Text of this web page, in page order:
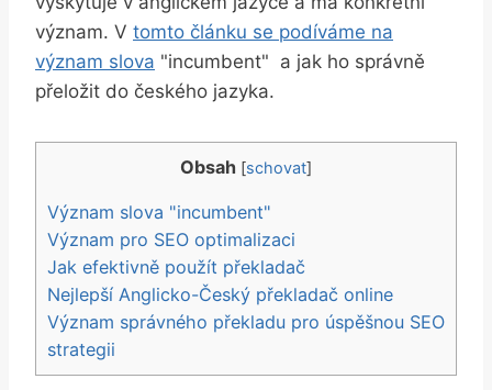
význam. V tomto článku se podíváme ⁤na
význam slova "incumbent" ⁣ a jak ho správně
přeložit do českého jazyka.
Obsah [schovat]
Význam⁢ slova "incumbent"
Význam⁣ pro SEO‍ optimalizaci
Jak efektivně použít překladač
Nejlepší Anglicko-Český překladač online
Význam správného ⁤překladu​ pro úspěšnou SEO
strategii